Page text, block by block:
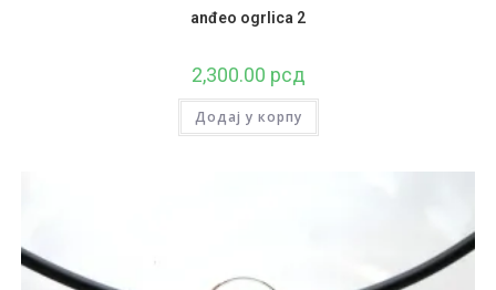
anđeo ogrlica 2
2,300.00 рсд
Додај у корпу